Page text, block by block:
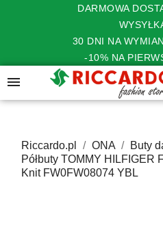
DARMOWA
30 DNI NA
-10% NA

Riccardo.pl ONA Buty
Półbuty TOMMY HILFIGER
Knit FW0FW08074 YBL